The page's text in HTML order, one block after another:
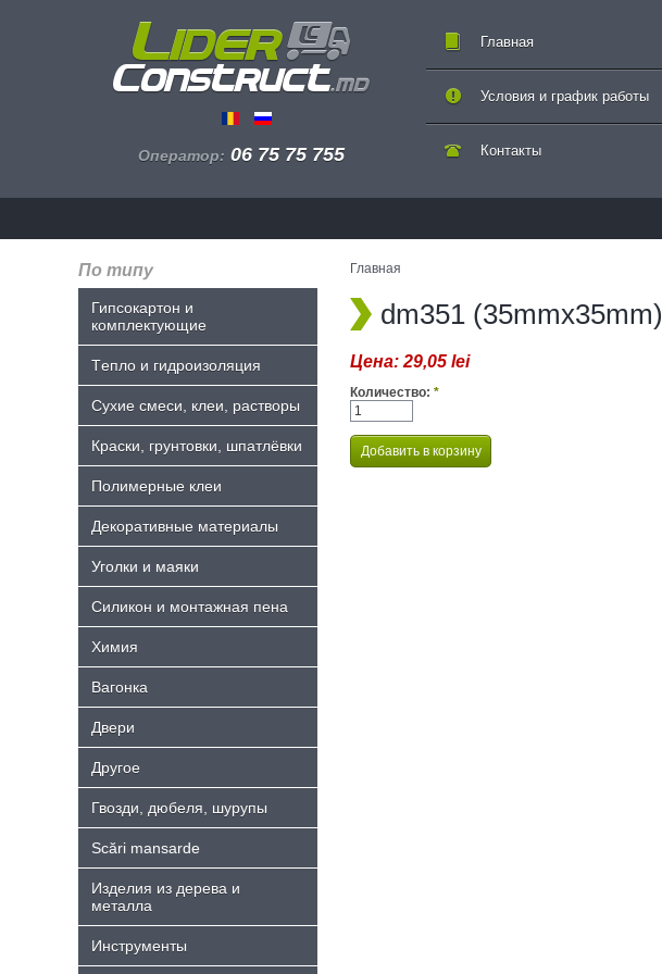
Оператор: 06 75 75 755
Главная
Контакты
Условия и график работы
По типу
Гипсокартон и
комплектующие
Tепло и гидроизоляция
Сухие смеси, клеи, растворы
Краски, грунтовки, шпатлёвки
Полимерные клеи
Декоративные материалы
Уголки и маяки
Силикон и монтажная пена
Химия
Bагонка
Двери
Другое
Гвозди, дюбеля, шурупы
Scări mansarde
Изделия из дерева и
металла
Инструменты
Главная
dm351 (35mmx35mm)
Цена: 29,05 lei
Количество: *